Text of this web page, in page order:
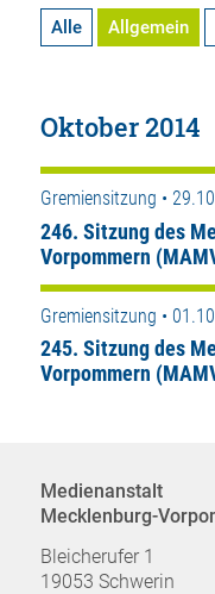
Alle Allgemein
Oktober 2014
Gremiensitzung •
246. Sitzung des
Vorpommern
Gremiensitzung •
245. Sitzung des
Vorpommern
Medienanstalt
Mecklenburg-
Bleicherufer 1
19053 Schwerin